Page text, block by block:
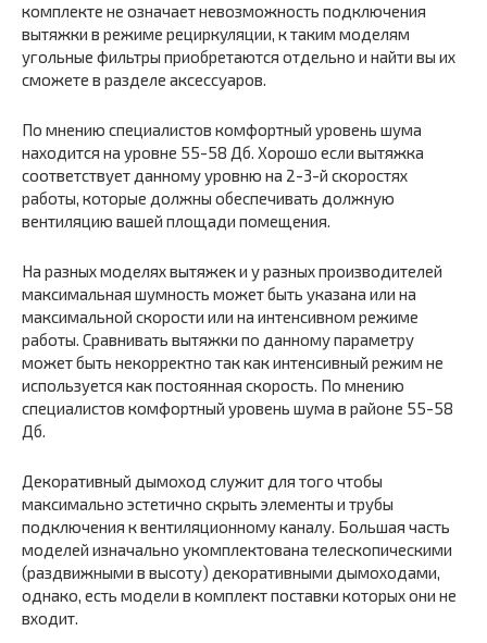
комплекте не означает невозможность подключения
вытяжки в режиме рециркуляции, к таким моделям
угольные фильтры приобретаются отдельно и найти вы их
сможете в разделе аксессуаров.
По мнению специалистов комфортный уровень шума
находится на уровне 55-58 Дб. Хорошо если вытяжка
соответствует данному уровню на 2-3-й скоростях
работы, которые должны обеспечивать должную
вентиляцию вашей площади помещения.
На разных моделях вытяжек и у разных производителей
максимальная шумность может быть указана или на
максимальной скорости или на интенсивном режиме
работы. Сравнивать вытяжки по данному параметру
может быть некорректно так как интенсивный режим не
используется как постоянная скорость. По мнению
специалистов комфортный уровень шума в районе 55-58
Дб.
Декоративный дымоход служит для того чтобы
максимально эстетично скрыть элементы и трубы
подключения к вентиляционному каналу. Большая часть
моделей изначально укомплектована телескопическими
(раздвижными в высоту) декоративными дымоходами,
однако, есть модели в комплект поставки которых они не
входит.